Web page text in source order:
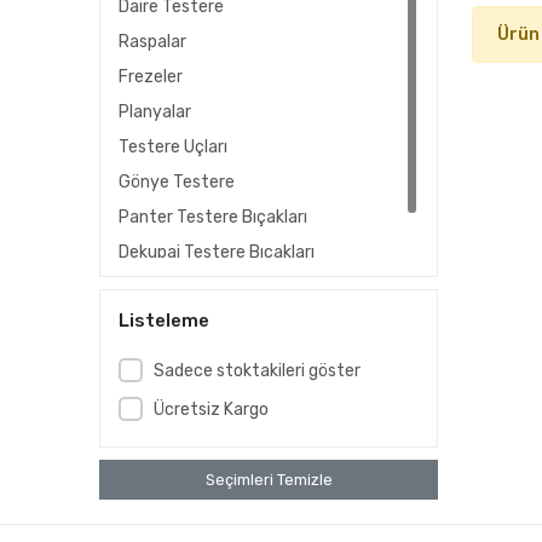
Daire Testere
Raspalar
Frezeler
Planyalar
Testere Uçları
Gönye Testere
Panter Testere Bıçakları
Dekupaj Testere Bıçakları
Listeleme
Sadece stoktakileri göster
Ücretsiz Kargo
Seçimleri Temizle
Ürün